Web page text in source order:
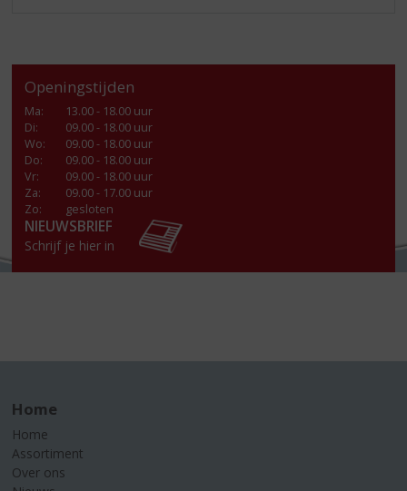
Openingstijden
Ma:
13.00 - 18.00 uur
Di:
09.00 - 18.00 uur
Wo:
09.00 - 18.00 uur
Do:
09.00 - 18.00 uur
Vr:
09.00 - 18.00 uur
Za:
09.00 - 17.00 uur
Zo:
gesloten
NIEUWSBRIEF
Schrijf je hier in
Home
Home
Assortiment
Over ons